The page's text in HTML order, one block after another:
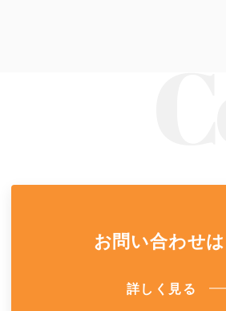
お問い合わせ
詳しく見る